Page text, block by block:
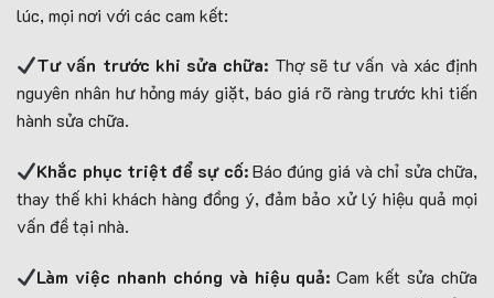
lúc, mọi nơi với các cam kết:
Tư vấn trước khi sửa chữa: Thợ sẽ tư vấn và xác định
nguyên nhân hư hỏng máy giặt, báo giá rõ ràng trước khi tiến
hành sửa chữa.
Khắc phục triệt để sự cố:Báo đúng giá và chỉ sửa chữa,
thay thế khi khách hàng đồng ý, đảm bảo xử lý hiệu quả mọi
vấn đề tại nhà.
Làm việc nhanh chóng và hiệu quả: Cam kết sửa chữa